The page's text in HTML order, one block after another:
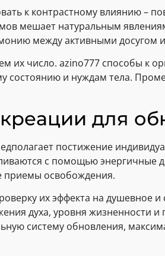
к контрастному влиянию –
мешает натуральным
между активными досугом
их число. azino777 способы к
и нуждам тела.
для
постижение
с помощью энергичные
приемы освобождения.
их эффекта на душевное
духа, уровня жизненности и
систему обновления,